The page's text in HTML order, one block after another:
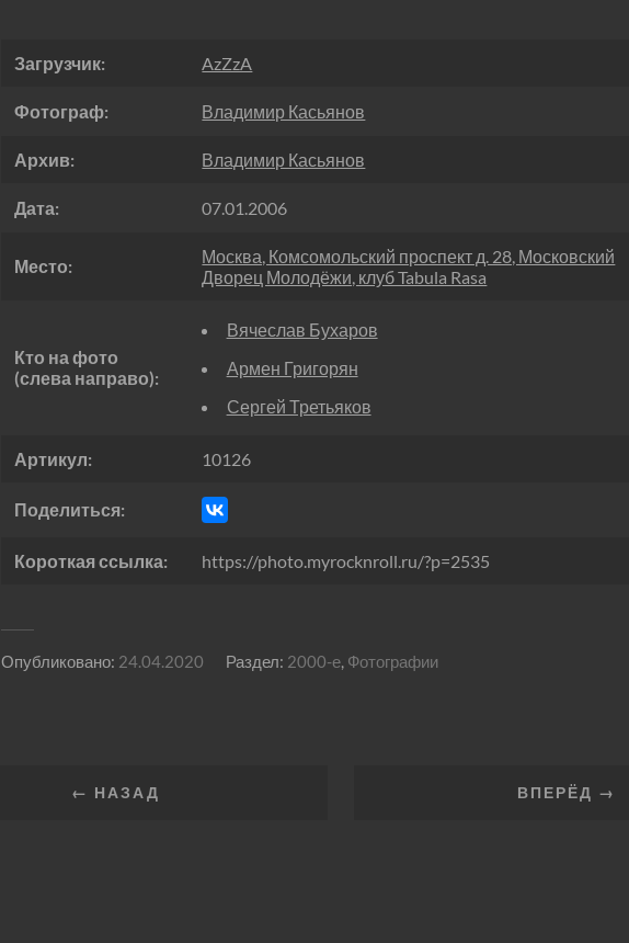
Загрузчик: AzZzA
Фотограф: Владимир Касьянов
Архив: Владимир Касьянов
Дата: 07.01.2006
Место:
Москва, Комсомольский проспект д. 28, Московский
Дворец Молодёжи, клуб Tabula Rasa
Кто на фото
(слева направо):
Вячеслав Бухаров
Армен Григорян
Сергей Третьяков
Артикул: 10126
Поделиться:
Короткая ссылка: https://photo.myrocknroll.ru/?p=2535
Опубликовано: 24.04.2020 Раздел: 2000-е, Фотографии
← НАЗАД ВПЕРЁД →